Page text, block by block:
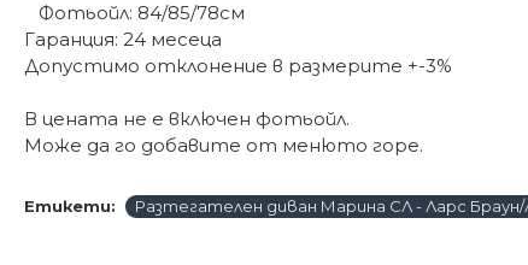
Фотьойл: 84/85/78см
Гаранция: 24 месеца
Допустимо отклонение в размерите +-3%
В цената не е включен фотьойл.
Може да го добавите от менюто горе.
Етикети: Разтегателен диван Марина СЛ - Ларс Браун/